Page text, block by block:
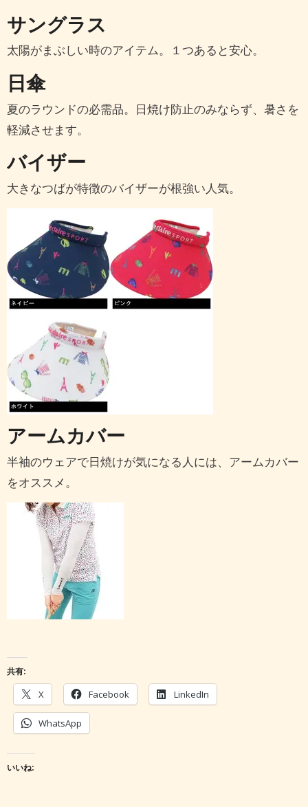
サングラス
太陽がまぶしい時のアイテム。１つあると安心。
日傘
夏のラウンドの必需品。日焼け防止のみならず、暑さを
軽減させます。
バイザー
大きなつばが特徴のバイザーが根強い人気。
アームカバー
半袖のウェアで日焼けが気になる人には、アームカバー
をオススメ。
共有:
X Facebook LinkedIn
WhatsApp
いいね: